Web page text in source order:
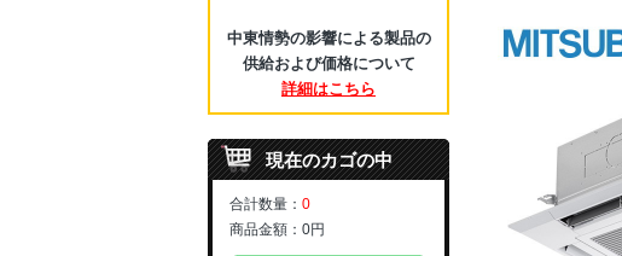
中東情勢の影響による製品の
供給および価格について
詳細はこちら
現在のカゴの中
合計数量： 0
商品金額： 0円